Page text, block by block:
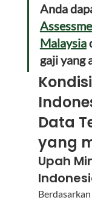
Anda
Malaysia
gaji yang
Data
yang
Upah